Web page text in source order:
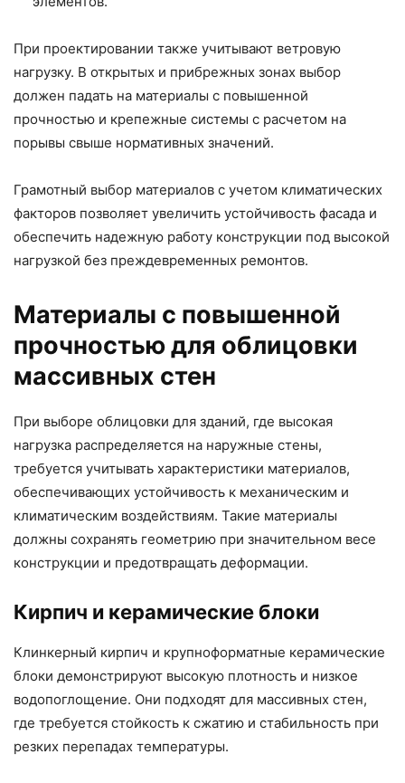
При проектировании также учитывают ветровую
нагрузку. В открытых и прибрежных зонах выбор
должен падать на материалы с повышенной
прочностью и крепежные системы с расчетом на
порывы свыше нормативных значений.
Грамотный выбор материалов с учетом климатических
факторов позволяет увеличить устойчивость фасада и
обеспечить надежную работу конструкции под высокой
нагрузкой без преждевременных ремонтов.
Материалы с повышенной
прочностью для облицовки
массивных стен
При выборе облицовки для зданий, где высокая
нагрузка распределяется на наружные стены,
требуется учитывать характеристики материалов,
обеспечивающих устойчивость к механическим и
климатическим воздействиям. Такие материалы
должны сохранять геометрию при значительном весе
конструкции и предотвращать деформации.
Кирпич и керамические блоки
Клинкерный кирпич и крупноформатные керамические
блоки демонстрируют высокую плотность и низкое
водопоглощение. Они подходят для массивных стен,
где требуется стойкость к сжатию и стабильность при
резких перепадах температуры.